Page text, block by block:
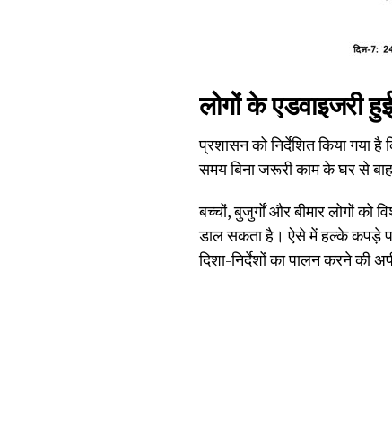
लोगों के एडवाइजरी
प्रशासन को निर्देशित किया
समय बिना जरूरी काम के घर से
बच्चों, बुजुर्गों और बीमार लोगों को
डाल सकता है। ऐसे में हल्के कपड़े
दिशा-निर्देशों का पालन करने की